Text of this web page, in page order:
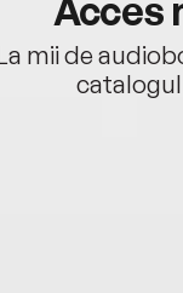
Acces
mii de